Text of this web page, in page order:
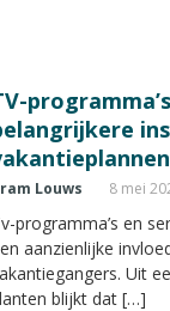
Louws 8 mei
programma’s en
aanzienlijke
Uit
blijkt dat […]